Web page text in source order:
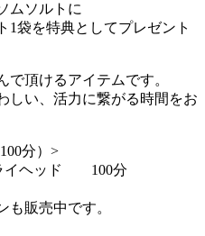
ムソルトに
1袋を特典としてプレゼント
で頂けるアイテムです。
しい、活力に繋がる時間をお
分）>
イヘッド 100分
販売中です。